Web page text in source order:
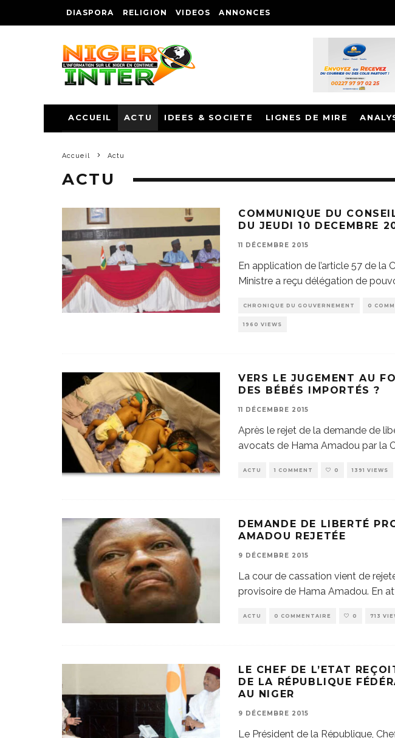
DIASPORA RELIGION VIDEOS ANNONCES
ACCUEIL ACTU IDEES & SOCIETE LIGNES DE MIRE
Accueil Actu
ACTU
COMMUNIQUE DU
DU JEUDI 10 DECEMBRE
11 DÉCEMBRE 2015
En application de l’article 57 de la
Ministre a reçu délégation de
CHRONIQUE DU GOUVERNEMENT 0
1960 VIEWS
VERS LE JUGEMENT AU
DES BÉBÉS IMPORTÉS ?
11 DÉCEMBRE 2015
Après le rejet de la demande de
avocats de Hama Amadou par la
ACTU 1 COMMENT 0 1391 VIEWS
DEMANDE DE LIBERTÉ
AMADOU REJETÉE
9 DÉCEMBRE 2015
La cour de cassation vient de
provisoire de Hama Amadou. En
ACTU 0 COMMENTAIRE 0 713
LE CHEF DE L’ETAT
DE LA RÉPUBLIQUE
AU NIGER
9 DÉCEMBRE 2015
Le Président de la République,